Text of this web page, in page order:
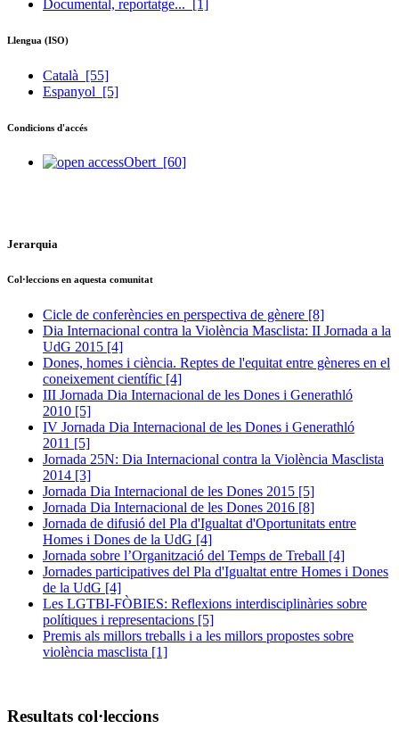
Documental, reportatge... [1]
Llengua (ISO)
Català [55]
Espanyol [5]
Condicions d'accés
Obert [60]
Jerarquia
Col·leccions en aquesta comunitat
Cicle de conferències en perspectiva de gènere [8]
Dia Internacional contra la Violència Masclista: II Jornada a la
UdG 2015 [4]
Dones, homes i ciència. Reptes de l'equitat entre gèneres en el
coneixement científic [4]
III Jornada Dia Internacional de les Dones i Generathló
2010 [5]
IV Jornada Dia Internacional de les Dones i Generathló
2011 [5]
Jornada 25N: Dia Internacional contra la Violència Masclista
2014 [3]
Jornada Dia Internacional de les Dones 2015 [5]
Jornada Dia Internacional de les Dones 2016 [8]
Jornada de difusió del Pla d'Igualtat d'Oportunitats entre
Homes i Dones de la UdG [4]
Jornada sobre l’Organització del Temps de Treball [4]
Jornades participatives del Pla d'Igualtat entre Homes i Dones
de la UdG [4]
Les LGTBI-FÒBIES: Reflexions interdisciplinàries sobre
polítiques i representacions [5]
Premis als millors treballs i a les millors propostes sobre
violència masclista [1]
Resultats col·leccions